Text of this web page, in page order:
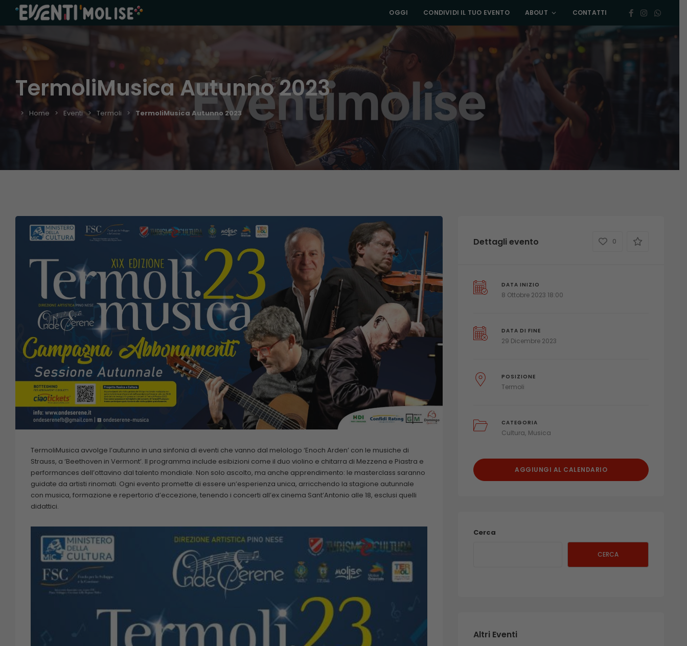
OGGI CONDIVIDI IL TUO EVENTO ABOUT CONTATTI
TermoliMusica Autunno 2023
Home Eventi Termoli TermoliMusica Autunno 2023
TermoliMusica avvolge l’autunno in una sinfonia di eventi che vanno dal melologo ‘Enoch Arden’ con le musiche di
Strauss, a ‘Beethoven in Vermont’. Il programma include esibizioni come il duo violino e chitarra di Mezzena e Piastra e
performances dell’ottavino dal talento mondiale. Non solo ascolto, ma anche apprendimento: le masterclass saranno
guidate da artisti rinomati. Ogni evento promette di essere un’esperienza unica, arricchendo la stagione autunnale
con musica, formazione e repertorio d’eccezione, tenendo i concerti all’ex cinema Sant’Antonio alle 18, esclusi quelli
didattici.
Dettagli evento 0
DATA INIZIO
8 Ottobre 2023 18:00
DATA DI FINE
29 Dicembre 2023
POSIZIONE
Termoli
CATEGORIA
Cultura Musica
AGGIUNGI AL CALENDARIO
Cerca
CERCA
Altri Eventi